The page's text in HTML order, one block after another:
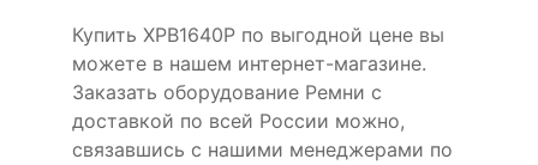
Купить XPB1640P по выгодной цене вы
можете в нашем интернет-магазине.
Заказать оборудование Ремни с
доставкой по всей России можно,
связавшись с нашими менеджерами по